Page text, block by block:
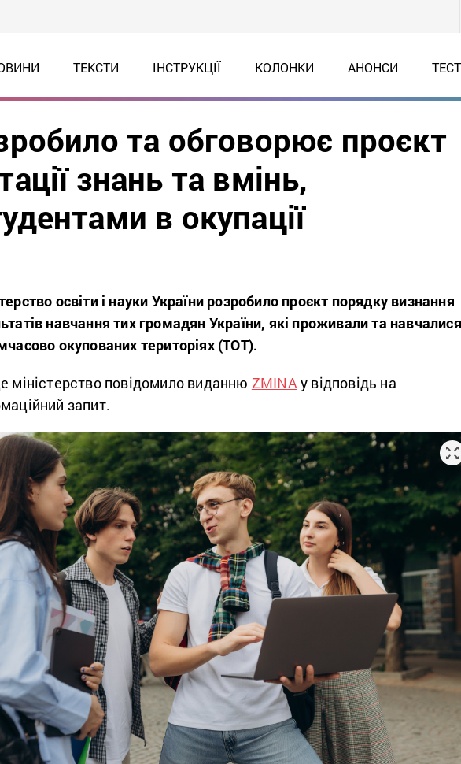
ТЕКСТИ ІНСТРУКЦІЇ КОЛОНКИ АНОНСИ
та обговорює проєкт
знань та вмінь,
в окупації
освіти і науки України розробило проєкт порядку визнання
навчання тих громадян України, які проживали та навчалися
окупованих територіях (ТОТ).
міністерство повідомило виданню ZMINAу відповідь на
запит.